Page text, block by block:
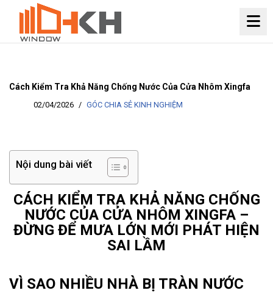
tới
Cách Kiểm Tra Khả Năng Chống Nước Của Cửa Nhôm Xingfa
02/04/2026 GÓC CHIA SẺ KINH NGHIỆM
Nội dung bài viết
CÁCH KIỂM TRA KHẢ NĂNG CHỐNG
NƯỚC CỦA CỬA NHÔM XINGFA –
ĐỪNG ĐỂ MƯA LỚN MỚI PHÁT HIỆN
SAI LẦM
VÌ SAO NHIỀU NHÀ BỊ TRÀN NƯỚC